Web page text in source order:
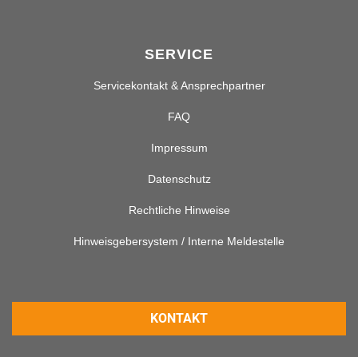
SERVICE
Servicekontakt & Ansprechpartner
FAQ
Impressum
Datenschutz
Rechtliche Hinweise
Hinweisgebersystem / Interne Meldestelle
KONTAKT